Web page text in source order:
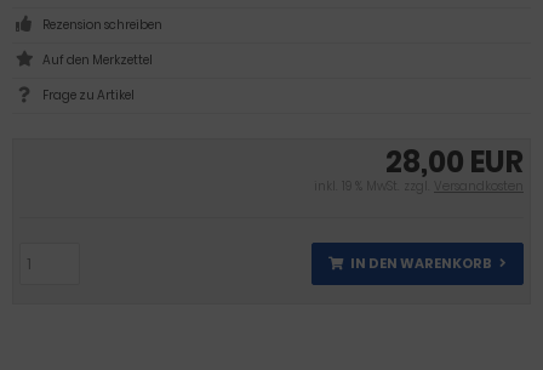
28,00 EUR
inkl. 19 % MwSt. zzgl. Versandkosten
IN DEN WARENKORB
Rezension schreiben
Frage zu Artikel